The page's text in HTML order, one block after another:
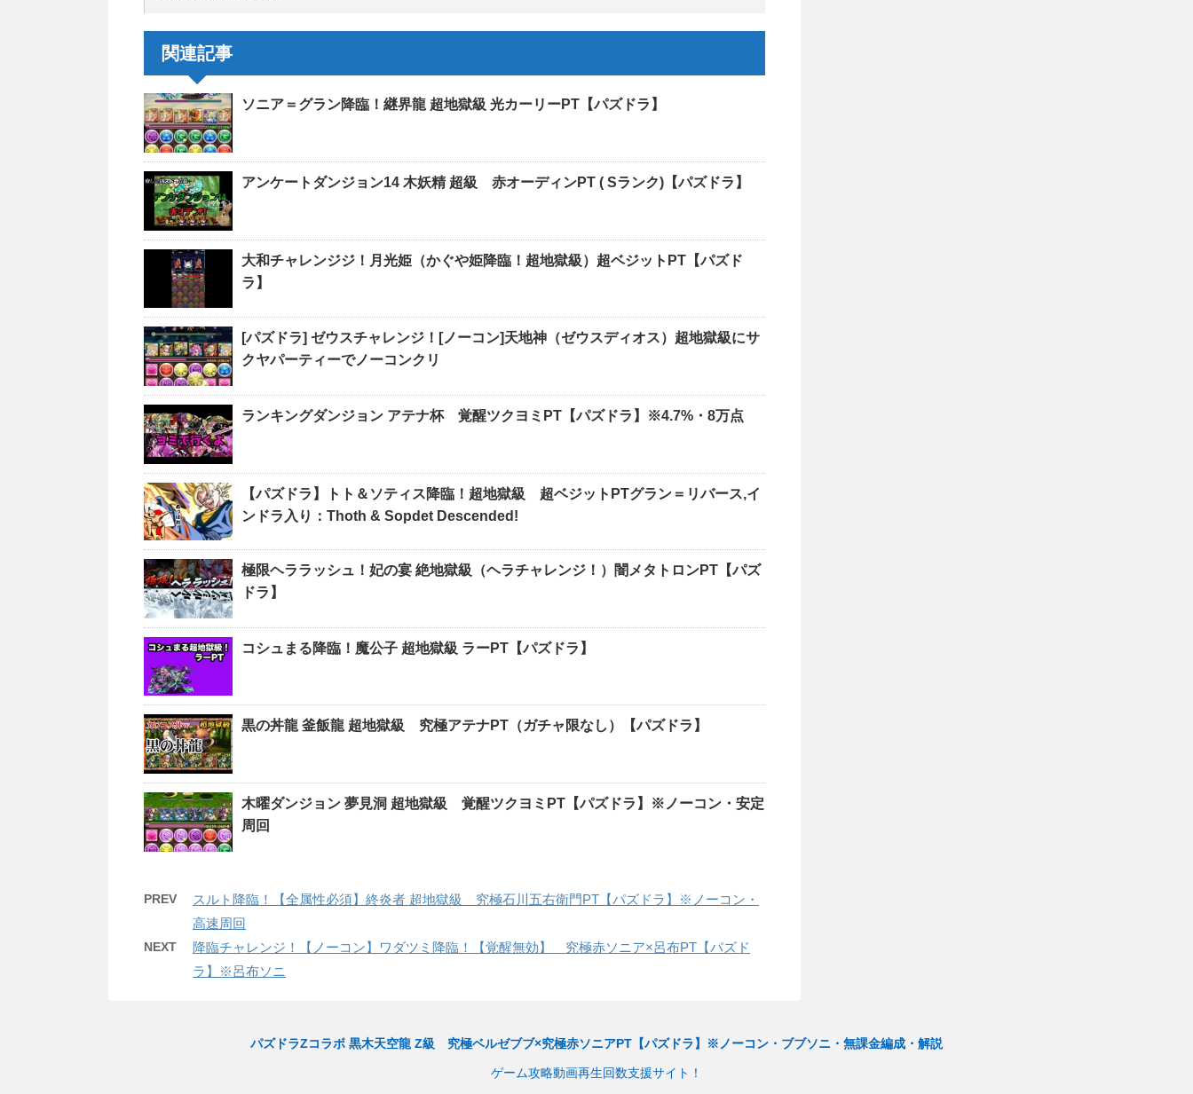
関連記事
ソニア＝グラン降臨！継界龍 超地獄級 光カーリーPT【パズドラ】
アンケートダンジョン14 木妖精 超級 赤オーディンPT ( Sランク)【パズドラ】
大和チャレンジジ！月光姫（かぐや姫降臨！超地獄級）超ベジットPT【パズド
ラ】
[パズドラ] ゼウスチャレンジ！[ノーコン]天地神（ゼウスディオス）超地獄級にサ
クヤパーティーでノーコンクリ
ランキングダンジョン アテナ杯 覚醒ツクヨミPT【パズドラ】※4.7%・8万点
【パズドラ】トト＆ソティス降臨！超地獄級 超ベジットPTグラン＝リバース,イ
ンドラ入り：Thoth & Sopdet Descended!
極限ヘララッシュ！妃の宴 絶地獄級（ヘラチャレンジ！）闇メタトロンPT【パズ
ドラ】
コシュまる降臨！魔公子 超地獄級 ラーPT【パズドラ】
黒の丼龍 釜飯龍 超地獄級 究極アテナPT（ガチャ限なし）【パズドラ】
木曜ダンジョン 夢見洞 超地獄級 覚醒ツクヨミPT【パズドラ】※ノーコン・安定
周回
PREV
スルト降臨！【全属性必須】終炎者 超地獄級 究極石川五右衛門PT【パズドラ】※ノーコン・
高速周回
NEXT
降臨チャレンジ！【ノーコン】ワダツミ降臨！【覚醒無効】 究極赤ソニア×呂布PT【パズド
ラ】※呂布ソニ
パズドラZコラボ 黒木天空龍 Z級 究極ベルゼブブ×究極赤ソニアPT【パズドラ】※ノーコン・ブブソニ・無課金編成・解説
ゲーム攻略動画再生回数支援サイト！